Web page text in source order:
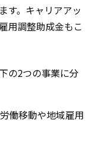
す。キャリアアッ
用調整助成金もこ
の2つの事業に分
働移動や地域雇用